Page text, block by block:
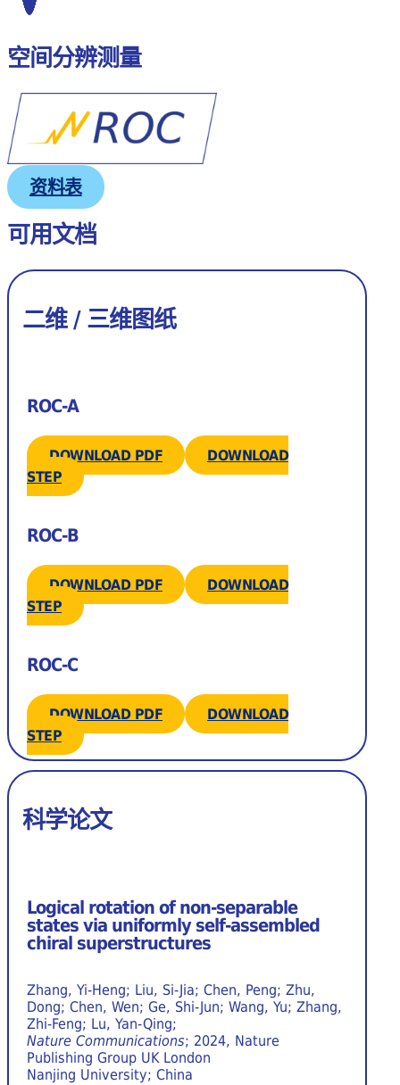
空间分辨测量
资料表
可用文档
二维 / 三维图纸
ROC-A
DOWNLOAD PDF
DOWNLOAD
STEP
ROC-B
DOWNLOAD PDF
DOWNLOAD
STEP
ROC-C
DOWNLOAD PDF
DOWNLOAD
STEP
科学论文
Logical rotation of non-separable
states via uniformly self-assembled
chiral superstructures
Zhang, Yi-Heng; Liu, Si-Jia; Chen, Peng; Zhu,
Dong; Chen, Wen; Ge, Shi-Jun; Wang, Yu; Zhang,
Zhi-Feng; Lu, Yan-Qing;
Nature Communications; 2024, Nature
Publishing Group UK London
Nanjing University; China